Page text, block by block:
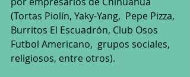
(Tortas Piolín, Yaky-Yang,  Pepe Pizza,
Burritos El Escuadrón, Club Osos
Futbol Americano,  grupos sociales,
religiosos, entre otros).